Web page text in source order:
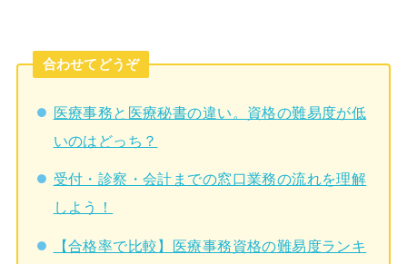
合わせてどうぞ
医療事務と医療秘書の違い。資格の難易度が低
いのはどっち？
受付・診察・会計までの窓口業務の流れを理解
しよう！
【合格率で比較】医療事務資格の難易度ランキ